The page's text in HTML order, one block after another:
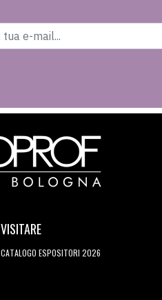
VISITARE
CATALOGO ESPOSITORI 2026